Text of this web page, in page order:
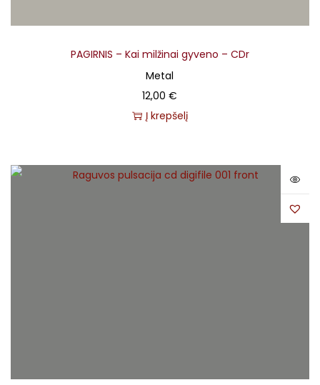
PAGIRNIS – Kai milžinai gyveno – CDr
Metal
12,00€
Į krepšelį